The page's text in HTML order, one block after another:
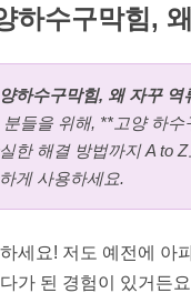
하수구막힘,
하수구막힘, 왜 자꾸
분들을 위해, **고양 하
한 해결 방법까지 A to
게 사용하세요.
세요! 저도 예전에 아
가 된 경험이 있거든